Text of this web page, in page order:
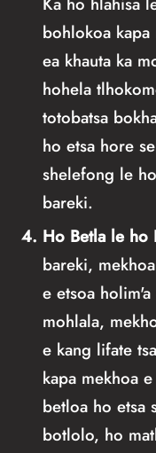
bohlokoa kapa
ea khauta ka
hohela
totobatsa
ho etsa hore
shelefong le
bareki.
4. Ho Betla le ho
bareki,
e etsoa
mohlala,
e kang lifate
kapa mekhoa
betloa ho etsa
botlolo, ho